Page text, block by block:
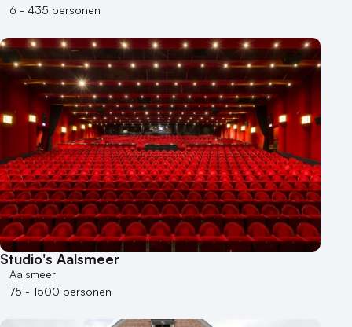
6 - 435 personen
Studio's Aalsmeer
Aalsmeer
75 - 1500 personen